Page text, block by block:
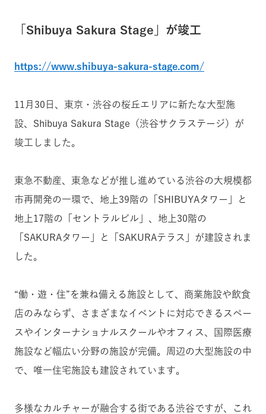
「Shibuya Sakura Stage」が竣工
https://www.shibuya-sakura-stage.com/
11月30日、東京・渋谷の桜丘エリアに新たな大型施
設、Shibuya Sakura Stage（渋谷サクラステージ）が
竣工しました。
東急不動産、東急などが推し進めている渋谷の大規模都
市再開発の一環で、地上39階の「SHIBUYAタワー」と
地上17階の「セントラルビル」、地上30階の
「SAKURAタワー」と「SAKURAテラス」が建設されま
した。
“働・遊・住”を兼ね備える施設として、商業施設や飲食
店のみならず、さまざまなイベントに対応できるスペー
スやインターナショナルスクールやオフィス、国際医療
施設など幅広い分野の施設が完備。周辺の大型施設の中
で、唯一住宅施設も建設されています。
多様なカルチャーが融合する街である渋谷ですが、これ